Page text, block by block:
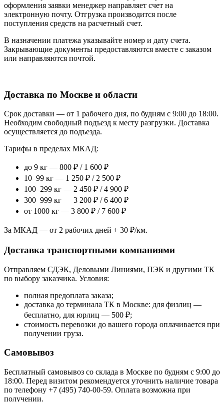
оформления заявки менеджер направляет счет на
электронную почту. Отгрузка производится после
поступления средств на расчетный счет.
В назначении платежа указывайте номер и дату счета.
Закрывающие документы предоставляются вместе с заказом
или направляются почтой.
Доставка по Москве и области
Срок доставки — от 1 рабочего дня, по будням с 9:00 до 18:00.
Необходим свободный подъезд к месту разгрузки. Доставка
осуществляется до подъезда.
Тарифы в пределах МКАД:
до 9 кг — 800 ₽ / 1 600 ₽
10–99 кг — 1 250 ₽ / 2 500 ₽
100–299 кг — 2 450 ₽ / 4 900 ₽
300–999 кг — 3 200 ₽ / 6 400 ₽
от 1000 кг — 3 800 ₽ / 7 600 ₽
За МКАД — от 2 рабочих дней + 30 ₽/км.
Доставка транспортными компаниями
Отправляем СДЭК, Деловыми Линиями, ПЭК и другими ТК
по выбору заказчика. Условия:
полная предоплата заказа;
доставка до терминала ТК в Москве: для физлиц —
бесплатно, для юрлиц — 500 ₽;
стоимость перевозки до вашего города оплачивается при
получении груза.
Самовывоз
Бесплатный самовывоз со склада в Москве по будням с 9:00 до
18:00. Перед визитом рекомендуется уточнить наличие товара
по телефону +7 (495) 740-00-59. Оплата возможна при
получении.